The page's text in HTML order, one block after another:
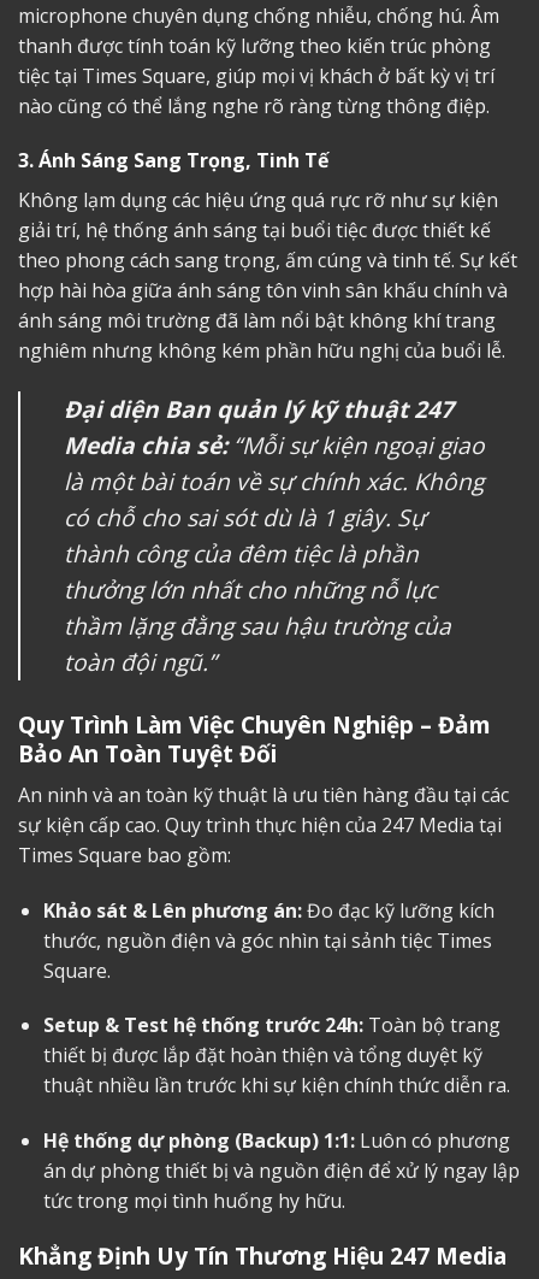
microphone chuyên dụng chống nhiễu, chống hú. Âm
thanh được tính toán kỹ lưỡng theo kiến trúc phòng
tiệc tại Times Square, giúp mọi vị khách ở bất kỳ vị trí
nào cũng có thể lắng nghe rõ ràng từng thông điệp.
3. Ánh Sáng Sang Trọng, Tinh Tế
Không lạm dụng các hiệu ứng quá rực rỡ như sự kiện
giải trí, hệ thống ánh sáng tại buổi tiệc được thiết kế
theo phong cách sang trọng, ấm cúng và tinh tế. Sự kết
hợp hài hòa giữa ánh sáng tôn vinh sân khấu chính và
ánh sáng môi trường đã làm nổi bật không khí trang
nghiêm nhưng không kém phần hữu nghị của buổi lễ.
Đại diện Ban quản lý kỹ thuật 247
Media chia sẻ: “Mỗi sự kiện ngoại giao
là một bài toán về sự chính xác. Không
có chỗ cho sai sót dù là 1 giây. Sự
thành công của đêm tiệc là phần
thưởng lớn nhất cho những nỗ lực
thầm lặng đằng sau hậu trường của
toàn đội ngũ.”
Quy Trình Làm Việc Chuyên Nghiệp – Đảm
Bảo An Toàn Tuyệt Đối
An ninh và an toàn kỹ thuật là ưu tiên hàng đầu tại các
sự kiện cấp cao. Quy trình thực hiện của 247 Media tại
Times Square bao gồm:
Khảo sát & Lên phương án:Đo đạc kỹ lưỡng kích
thước, nguồn điện và góc nhìn tại sảnh tiệc Times
Square.
Setup & Test hệ thống trước 24h:Toàn bộ trang
thiết bị được lắp đặt hoàn thiện và tổng duyệt kỹ
thuật nhiều lần trước khi sự kiện chính thức diễn ra.
Hệ thống dự phòng (Backup) 1:1:Luôn có phương
án dự phòng thiết bị và nguồn điện để xử lý ngay lập
tức trong mọi tình huống hy hữu.
Khẳng Định Uy Tín Thương Hiệu 247 Media